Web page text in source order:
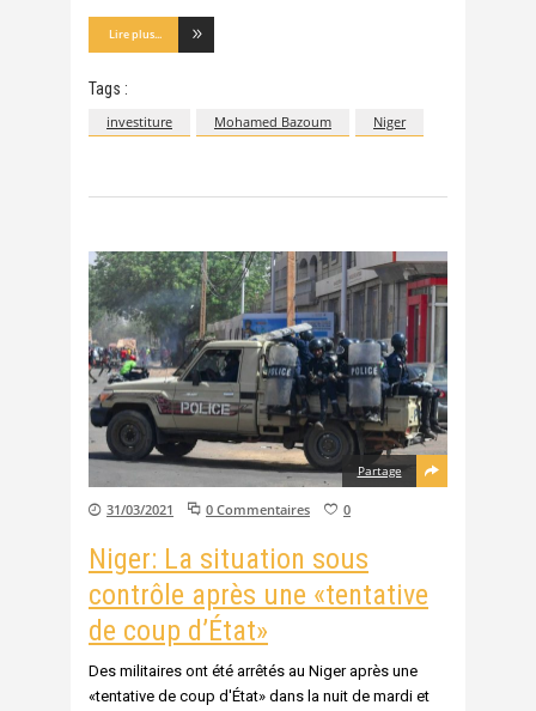
Lire plus...
Tags :
investiture Mohamed Bazoum Niger
Partage
31/03/2021 0 Commentaires 0
Niger: La situation sous
contrôle après une «tentative
de coup d’État»
Des militaires ont été arrêtés au Niger après une
«tentative de coup d'État» dans la nuit de mardi et